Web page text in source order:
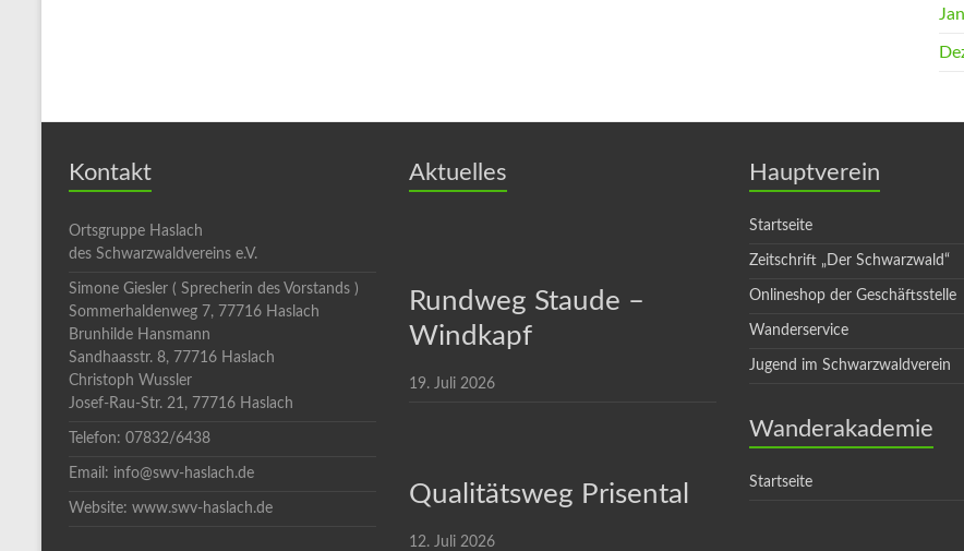
Kontakt
Ortsgruppe Haslach
des Schwarzwaldvereins e.V.
Simone Giesler ( Sprecherin des Vorstands )
Sommerhaldenweg 7, 77716 Haslach
Brunhilde Hansmann
Sandhaasstr. 8, 77716 Haslach
Christoph Wussler
Josef-Rau-Str. 21, 77716 Haslach
Telefon: 07832/6438
Email: info@swv-haslach.de
Website: www.swv-haslach.de
Aktuelles
Rundweg Staude –
Windkapf
19. Juli 2026
Qualitätsweg Prisental
12. Juli 2026
Hauptverein
Startseite
Zeitschrift „Der Schwarzwald“
Onlineshop der Geschäftsstelle
Wanderservice
Jugend im Schwarzwaldverein
Wanderakademie
Startseite